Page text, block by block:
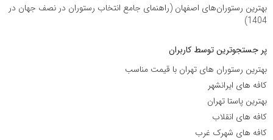
بهترین رستوران‌های اصفهان (راهنمای جامع انتخاب رستوران در نصف جهان در
1404)
پر جستجوترین توسط کاربران
بهترین رستوران های تهران با قیمت مناسب
کافه های ایرانشهر
بهترین پاستا تهران
کافه های انقلاب
کافه های شهرک غرب